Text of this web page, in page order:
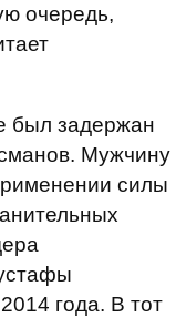
очередь,
был задержан
Мужчину
силы
года. В тот